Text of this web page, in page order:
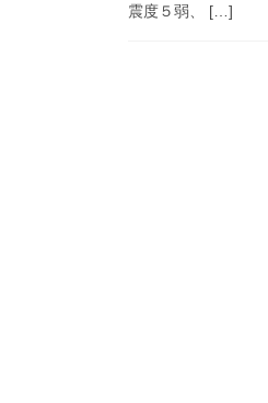
震度５弱、 […]